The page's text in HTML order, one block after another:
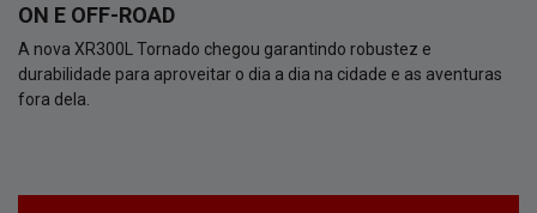
ON E OFF-ROAD
A nova XR300L Tornado chegou garantindo robustez e
durabilidade para aproveitar o dia a dia na cidade e as aventuras
fora dela.